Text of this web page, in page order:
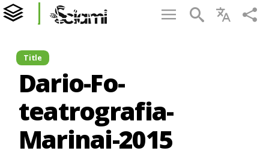
Title
Dario-Fo-
teatrografia-
Marinai-2015